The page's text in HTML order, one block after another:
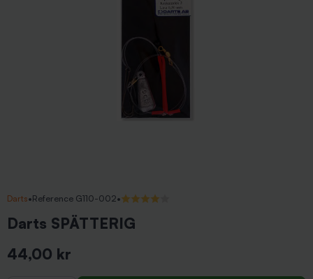
Darts•Reference G110-002•4/5 (1 recensioner)
Darts SPÄTTERIG
44,00 kr